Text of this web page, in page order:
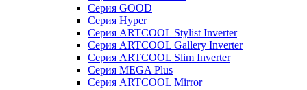
Серия GOOD
Серия Hyper
Серия ARTCOOL Stylist Inverter
Серия ARTCOOL Gallery Inverter
Серия ARTCOOL Slim Inverter
Серия MEGA Plus
Серия ARTCOOL Mirror